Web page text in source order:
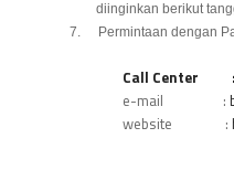
diinginkan berikut
7.
Permintaan dengan
Call Center
e-mail
:
website
: